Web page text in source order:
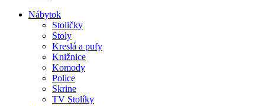
Nábytok
Stoličky
Stoly
Kreslá a pufy
Knižnice
Komody
Police
Skrine
TV Stolíky